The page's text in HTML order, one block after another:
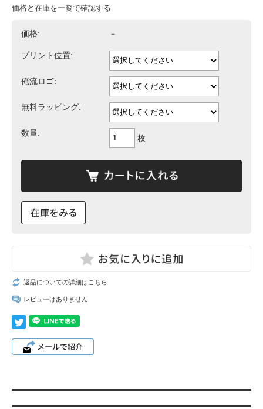
価格と在庫を一覧で確認する
価格: －
プリント位置:
俺流ロゴ:
無料ラッピング:
数量:
枚
返品についての詳細はこちら
レビューはありません